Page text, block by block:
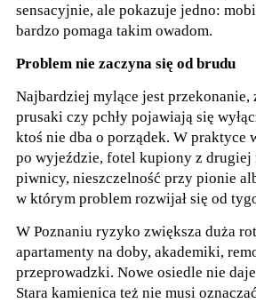
sensacyjnie, ale pokazuje jedno:
bardzo pomaga takim owadom.
Problem nie zaczyna się od brudu
Najbardziej mylące jest przekonanie,
prusaki czy pchły pojawiają się
ktoś nie dba o porządek. W praktyce
po wyjeździe, fotel kupiony z drugiej
piwnicy, nieszczelność przy pionie
w którym problem rozwijał się od
W Poznaniu ryzyko zwiększa duża
apartamenty na doby, akademiki,
przeprowadzki. Nowe osiedle nie
Stara kamienica też nie musi